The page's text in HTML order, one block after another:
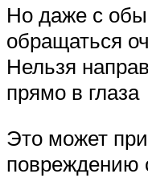
Но даже с
обращаться
Нельзя
прямо в глаза
Это может
повреждению